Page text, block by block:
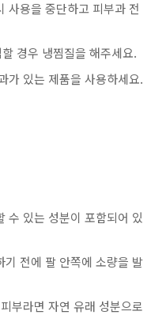
사용을 중단하고 피부과 전
경우 냉찜질을 해주세요.
가 있는 제품을 사용하세요.
수 있는 성분이 포함되어 있
기 전에 팔 안쪽에 소량을 발
부라면 자연 유래 성분으로